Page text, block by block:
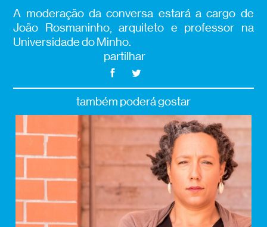
A moderação da conversa estará a cargo de
João Rosmaninho, arquiteto e professor na
Universidade do Minho.
partilhar
também poderá gostar